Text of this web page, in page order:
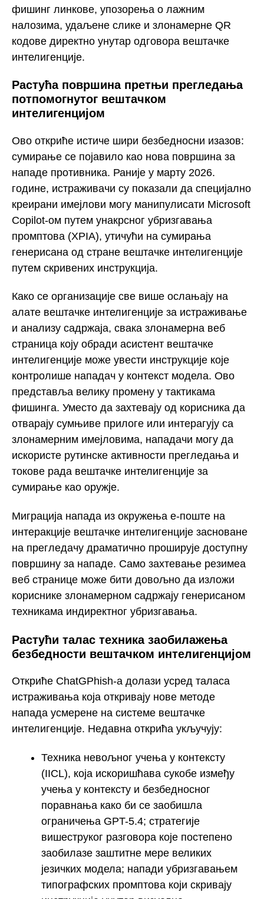
фишинг линкове, упозорења о лажним
налозима, удаљене слике и злонамерне QR
кодове директно унутар одговора вештачке
интелигенције.
Растућа површина претњи прегледања
потпомогнутог вештачком
интелигенцијом
Ово откриће истиче шири безбедносни изазов:
сумирање се појавило као нова површина за
нападе противника. Раније у марту 2026.
године, истраживачи су показали да специјално
креирани имејлови могу манипулисати Microsoft
Copilot-ом путем унакрсног убризгавања
промптова (XPIA), утичући на сумирања
генерисана од стране вештачке интелигенције
путем скривених инструкција.
Како се организације све више ослањају на
алате вештачке интелигенције за истраживање
и анализу садржаја, свака злонамерна веб
страница коју обради асистент вештачке
интелигенције може увести инструкције које
контролише нападач у контекст модела. Ово
представља велику промену у тактикама
фишинга. Уместо да захтевају од корисника да
отварају сумњиве прилоге или интерагују са
злонамерним имејловима, нападачи могу да
искористе рутинске активности прегледања и
токове рада вештачке интелигенције за
сумирање као оружје.
Миграција напада из окружења е-поште на
интеракције вештачке интелигенције засноване
на прегледачу драматично проширује доступну
површину за нападе. Само захтевање резимеа
веб странице може бити довољно да изложи
кориснике злонамерном садржају генерисаном
техникама индиректног убризгавања.
Растући талас техника заобилажења
безбедности вештачком интелигенцијом
Откриће ChatGPhish-а долази усред таласа
истраживања која откривају нове методе
напада усмерене на системе вештачке
интелигенције. Недавна открића укључују:
Техника невољног учења у контексту
(IICL), која искоришћава сукобе између
учења у контексту и безбедносног
поравнања како би се заобишла
ограничења GPT-5.4; стратегије
вишеструког разговора које постепено
заобилазе заштитне мере великих
језичких модела; напади убризгавањем
типографских промптова који скривају